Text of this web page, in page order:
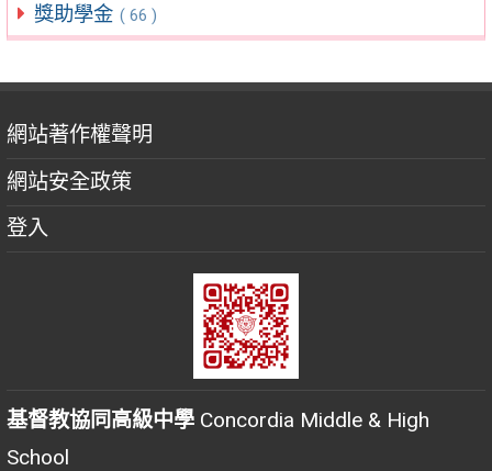
獎助學金 ( 66 )
網站著作權聲明
網站安全政策
登入
基督教協同高級中學 Concordia Middle & High
School